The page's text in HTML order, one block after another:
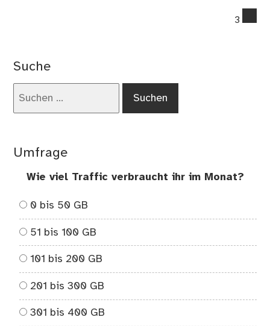
3
Suche
Umfrage
Wie viel Traffic verbraucht ihr im Monat?
0 bis 50 GB
51 bis 100 GB
101 bis 200 GB
201 bis 300 GB
301 bis 400 GB